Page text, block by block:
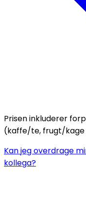
Prisen inkluderer
(kaffe/te, frugt/kage
Kan jeg overdrage
kollega?